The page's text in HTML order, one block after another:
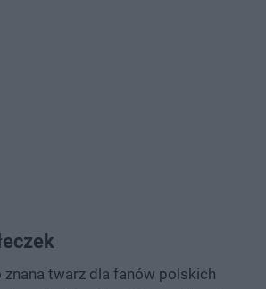
znana twarz dla fanów polskich